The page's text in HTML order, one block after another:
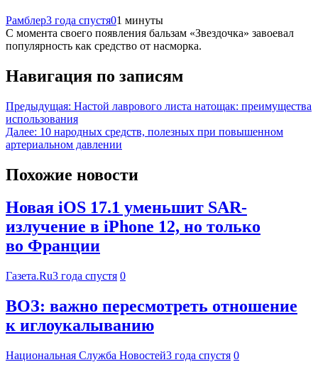
Рамблер3 года спустя01 минуты
С момента своего появления бальзам «Звездочка» завоевал
популярность как средство от насморка.
Навигация по записям
Предыдущая: Настой лаврового листа натощак: преимущества
использования
Далее: 10 народных средств, полезных при повышенном
артериальном давлении
Похожие новости
Новая iOS 17.1 уменьшит SAR-
излучение в iPhone 12, но только
во Франции
Газета.Ru3 года спустя 0
ВОЗ: важно пересмотреть отношение
к иглоукалыванию
Национальная Служба Новостей3 года спустя 0